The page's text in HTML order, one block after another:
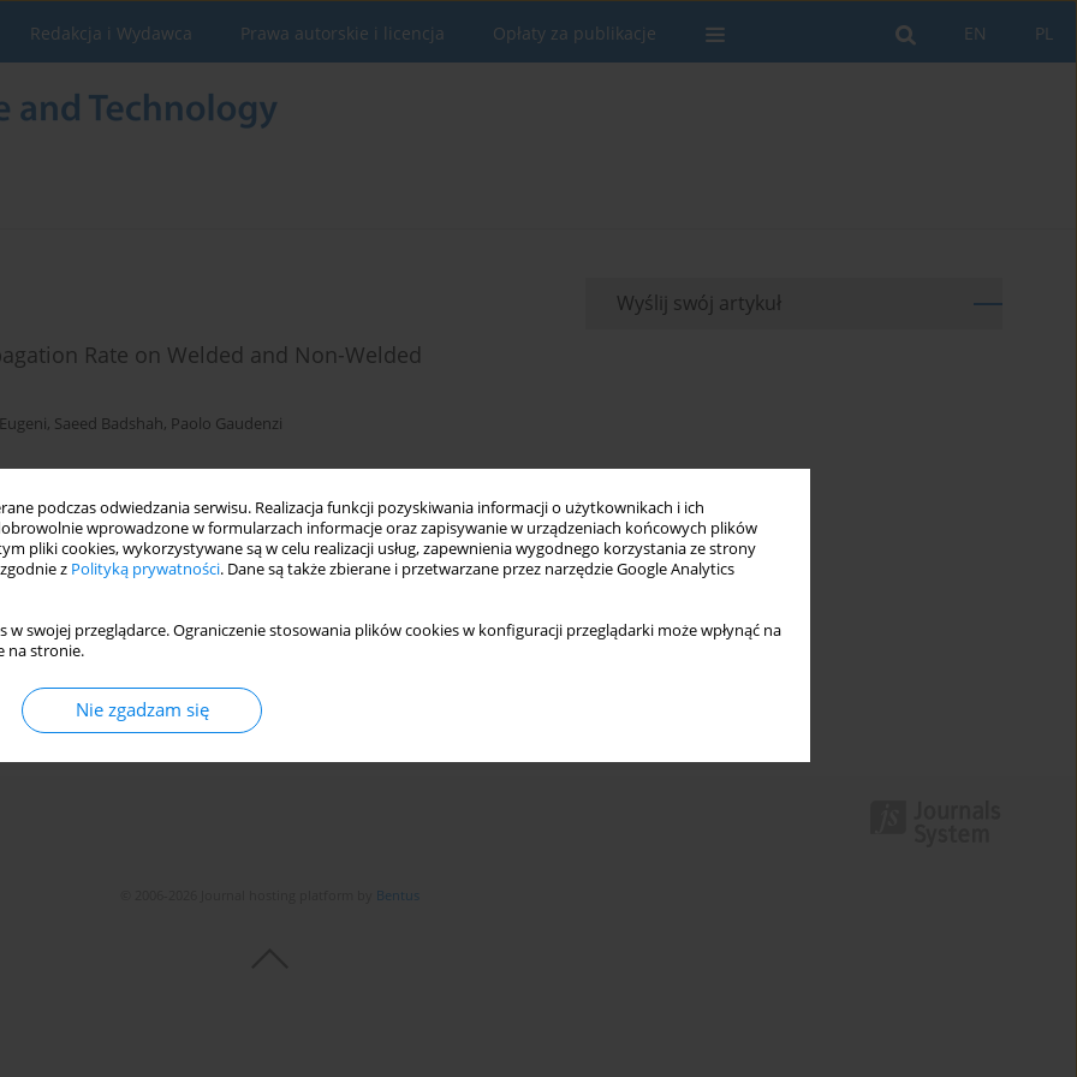
podczas odwiedzania serwisu. Realizacja funkcji pozyskiwania informacji o użytkownikach i ich
wprowadzone w formularzach informacje oraz zapisywanie w urządzeniach końcowych plików
pliki cookies, wykorzystywane są w celu realizacji usług, zapewnienia wygodnego korzystania ze strony
z Polityką prywatności. Dane są także zbierane i przetwarzane przez narzędzie Google Analytics
w swojej przeglądarce. Ograniczenie stosowania plików cookies w konfiguracji przeglądarki może wpłynąć na
na stronie.
Nie zgadzam się
PL
EN
Redakcja i Wydawca Prawa autorskie i licencja Opłaty za publikacje
Rate on Welded and Non-Welded
, Saeed Badshah, Paolo Gaudenzi
Statystyki
Based Piezoelectric Energy Harvester
Butt,Hassan Elahi,Afzaal Ahmed Khan
Wyślij swój artykuł
Bentus